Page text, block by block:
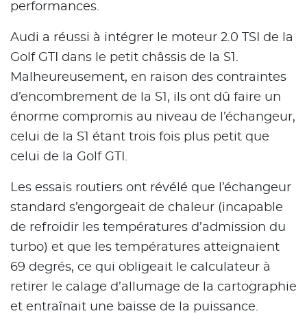
performances.
Audi a réussi à intégrer le moteur 2.0 TSI de la
Golf GTI dans le petit châssis de la S1.
Malheureusement, en raison des contraintes
d’encombrement de la S1, ils ont dû faire un
énorme compromis au niveau de l’échangeur,
celui de la S1 étant trois fois plus petit que
celui de la Golf GTI.
Les essais routiers ont révélé que l’échangeur
standard s’engorgeait de chaleur (incapable
de refroidir les températures d’admission du
turbo) et que les températures atteignaient
69 degrés, ce qui obligeait le calculateur à
retirer le calage d’allumage de la cartographie
et entraînait une baisse de la puissance.